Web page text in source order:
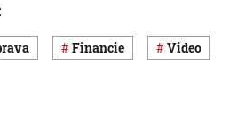
Financie Video